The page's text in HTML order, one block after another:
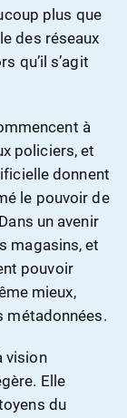
plus que
des réseaux
qu’il s’agit
à
policiers, et
donnent
le pouvoir de
un avenir
magasins, et
pouvoir
mieux,
métadonnées.
vision
Elle
du